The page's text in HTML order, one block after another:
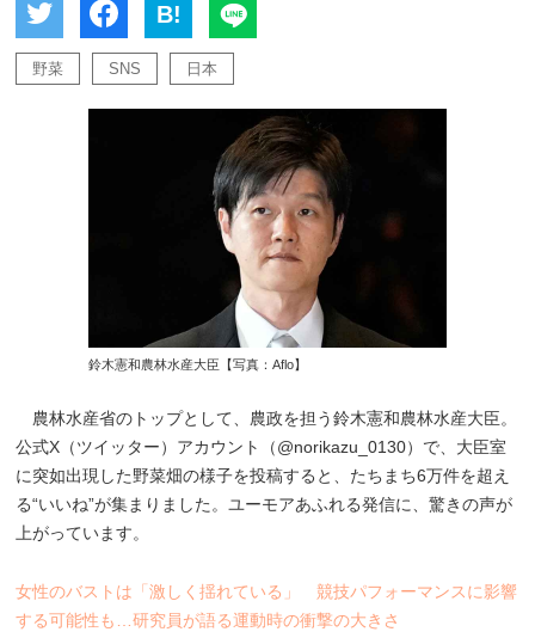
B!
野菜 SNS 日本
鈴木憲和農林水産大臣【写真：Aflo】
農林水産省のトップとして、農政を担う鈴木憲和農林水産大臣。
公式X（ツイッター）アカウント（@norikazu_0130）で、大臣室
に突如出現した野菜畑の様子を投稿すると、たちまち6万件を超え
る“いいね”が集まりました。ユーモアあふれる発信に、驚きの声が
上がっています。
女性のバストは「激しく揺れている」 競技パフォーマンスに影響
する可能性も…研究員が語る運動時の衝撃の大きさ